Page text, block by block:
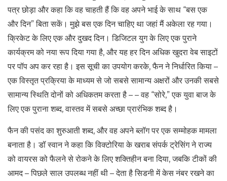
पत्र छोड़ा और कहा कि वह चाहती हैं कि वह अपने भाई के साथ “बस एक
और दिन” बिता सकें। मुझे बस एक दिन चाहिए था जहां मैं अकेला रह गया।
क्रिकेट के लिए एक और दुखद दिन। डिजिटल युग के लिए एक पुराने
कार्यक्रम को नया रूप दिया गया है, और यह हर दिन अधिक खुदरा वेब साइटों
पर पॉप अप कर रहा है। इस सूची का उपयोग करके, फैन ने निर्धारित किया –
एक विस्तृत प्रक्रिया के माध्यम से जो सबसे सामान्य अक्षरों और उनकी सबसे
सामान्य स्थिति दोनों को अधिकतम करता है – – वह “सोरे,” एक युवा बाज के
लिए एक पुराना शब्द, वास्तव में सबसे अच्छा प्रारंभिक शब्द है।
फैन की पसंद का शुरुआती शब्द, और वह अपने ब्लॉग पर एक सम्मोहक मामला
बनाता है। डॉ स्वान ने कहा कि विक्टोरिया के खराब संपर्क ट्रेसिंग ने राज्य
को वायरस को फैलने से रोकने के लिए शक्तिहीन बना दिया, जबकि टीकों की
आमद – पिछले साल उपलब्ध नहीं थी – देता है सिडनी में केस नंबर रखने का